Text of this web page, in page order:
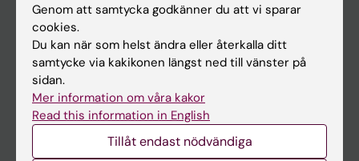
På gång
Nyheter
Kalender
Student
Ladok
Canvas
Genom att samtycka godkänner du att vi sparar
cookies.
Du kan när som helst ändra eller återkalla ditt
samtycke via kakikonen längst ned till vänster på
sidan.
Mer information om våra kakor
Read this information in English
Tillåt endast nödvändiga